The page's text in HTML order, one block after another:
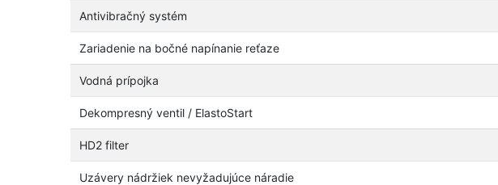
Antivibračný systém
Zariadenie na bočné napínanie reťaze
Vodná prípojka
Dekompresný ventil / ElastoStart
HD2 filter
Uzávery nádržiek nevyžadujúce náradie